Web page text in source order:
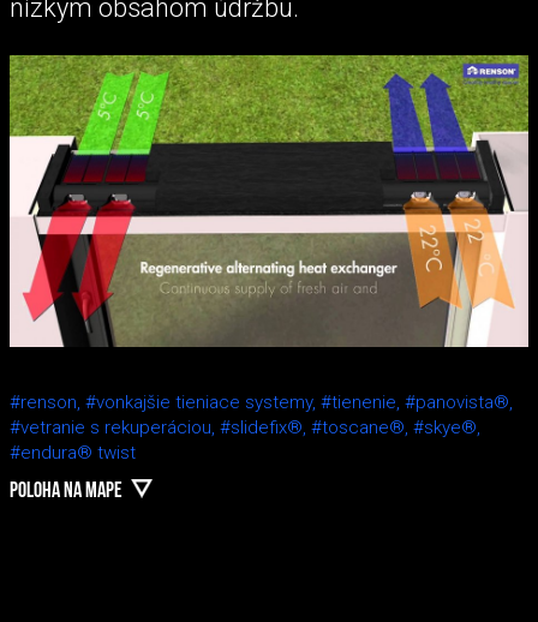
nízkym obsahom údržbu.
#renson, #vonkajšie tieniace systemy, #tienenie, #panovista®,
#vetranie s rekuperáciou, #slidefix®, #toscane®, #skye®,
#endura® twist
POLOHA NA MAPE